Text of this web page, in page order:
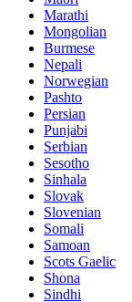
Marathi
Mongolian
Burmese
Nepali
Norwegian
Pashto
Persian
Punjabi
Serbian
Sesotho
Sinhala
Slovak
Slovenian
Somali
Samoan
Scots Gaelic
Shona
Sindhi